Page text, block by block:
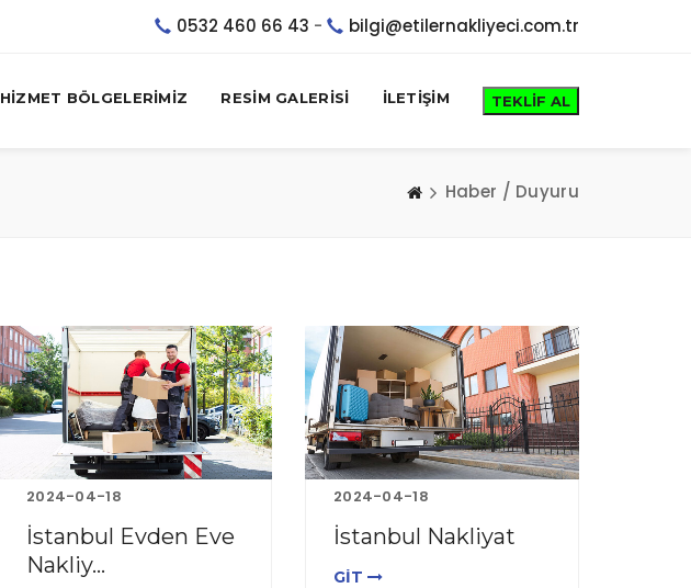
0532 460 66 43 - bilgi@etilernakliyeci.com.tr
HİZMET BÖLGELERİMİZ RESİM GALERİSİ İLETİŞİM
Haber / Duyuru
2024-04-18
İstanbul Evden Eve
Nakliy...
2024-04-18
İstanbul Nakliyat
GİT